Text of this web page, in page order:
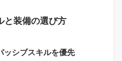
と装備の選び方
ッシブスキルを優先